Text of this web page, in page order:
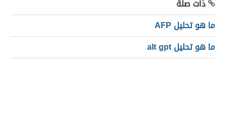
ذات صلة
ما هو تحليل AFP
ما هو تحليل alt gpt